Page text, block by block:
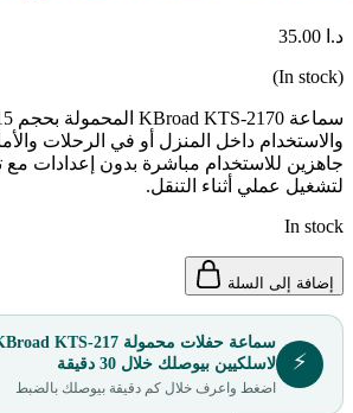
د.ا
(In stock)
لتشغيل عملي أثناء التنقل.
In stock
إضافة إلى السلة
⚡
لاسلكيين بيوصلك خلال 30 دقيقة
اضغط واعرف خلال كم دقيقة بيوصلك بالضبط